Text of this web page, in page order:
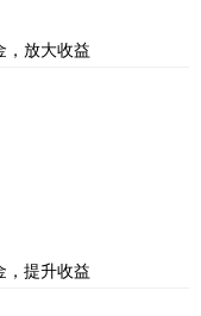
，放大收益
，提升收益